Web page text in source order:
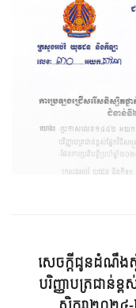
សេចក្ដីជូនដំណឹងស្
បរិញ្ញាបត្រជាន់ខ្